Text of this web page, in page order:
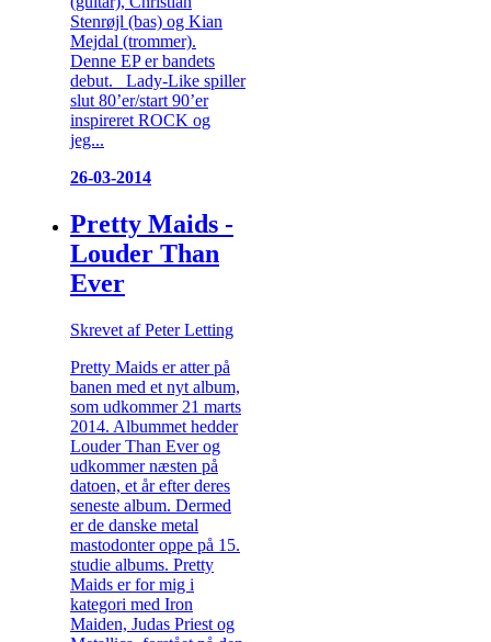
Stenrøjl (bas) og Kian
Mejdal (trommer).
Denne EP er bandets
debut. Lady-Like spiller
slut 80’er/start 90’er
inspireret ROCK og
jeg...
26-03-2014
Pretty Maids -
Louder Than
Ever
Skrevet af Peter Letting
Pretty Maids er atter på
banen med et nyt album,
som udkommer 21 marts
2014. Albummet hedder
Louder Than Ever og
udkommer næsten på
datoen, et år efter deres
seneste album. Dermed
er de danske metal
mastodonter oppe på 15.
studie albums. Pretty
Maids er for mig i
kategori med Iron
Maiden, Judas Priest og